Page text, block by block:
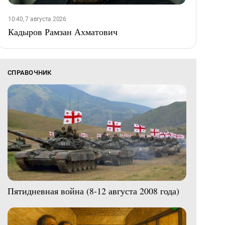
10:40, 7 августа 2026
Кадыров Рамзан Ахматович
СПРАВОЧНИК
Пятидневная война (8-12 августа 2008 года)